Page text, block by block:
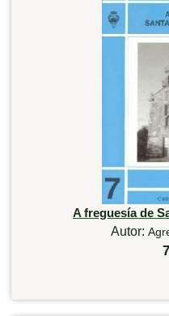
A freguesía de
Autor: